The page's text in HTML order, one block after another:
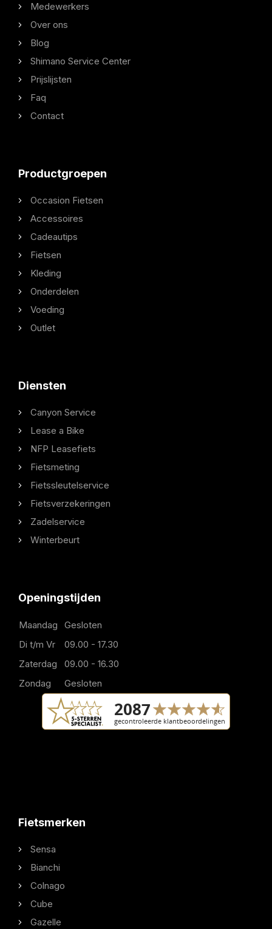
Medewerkers
Over ons
Blog
Shimano Service Center
Prijslijsten
Faq
Contact
Productgroepen
Occasion Fietsen
Accessoires
Cadeautips
Fietsen
Kleding
Onderdelen
Voeding
Outlet
Diensten
Canyon Service
Lease a Bike
NFP Leasefiets
Fietsmeting
Fietssleutelservice
Fietsverzekeringen
Zadelservice
Winterbeurt
Openingstijden
Maandag
Gesloten
Di t/m Vr
09.00 - 17.30
Zaterdag
09.00 - 16.30
Zondag
Gesloten
Fietsmerken
Sensa
Bianchi
Colnago
Cube
Gazelle